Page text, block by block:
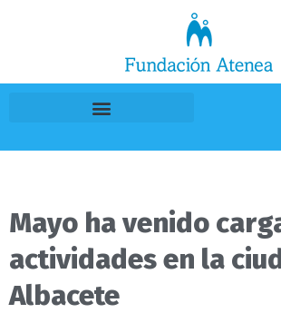
Mayo ha venido
actividades en la
Albacete